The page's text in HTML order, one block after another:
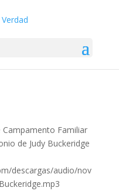
Campamento Familiar
de Judy Buckeridge
descargas/audio/nov